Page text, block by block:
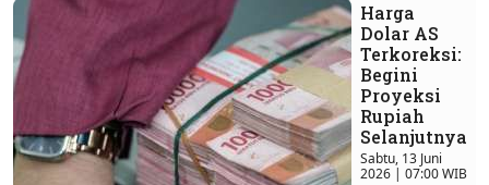
Harga
Dolar AS
Terkoreksi:
Begini
Proyeksi
Rupiah
Selanjutnya
Sabtu, 13 Juni
2026 | 07:00 WIB